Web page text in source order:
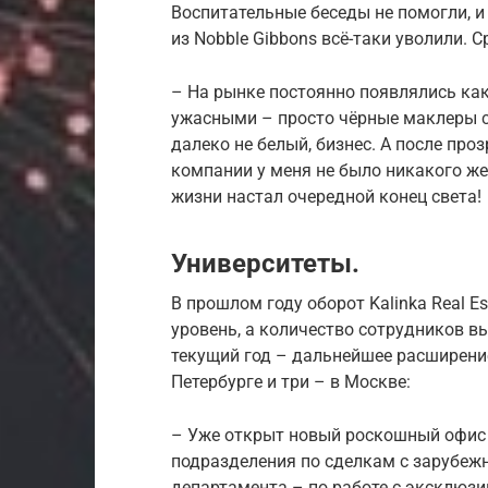
Воспитательные беседы не помогли,
из Nobble Gibbons всё-таки уволили.
– На рынке постоянно появлялись
ужасными – просто чёрные маклеры
далеко не белый, бизнес. А после
компании у меня не было никакого
жизни настал очередной конец света!
Университеты.
В прошлом году оборот Kalinka Real
уровень, а количество сотрудников
текущий год – дальнейшее
Петербурге и три – в Москве:
– Уже открыт новый роскошный
подразделения по сделкам с